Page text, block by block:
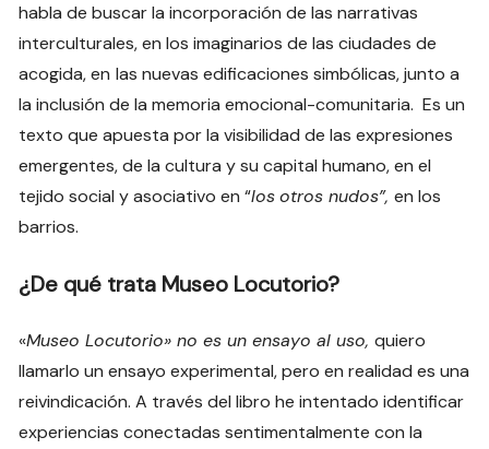
habla de buscar la incorporación de las narrativas
interculturales, en los imaginarios de las ciudades de
acogida, en las nuevas edificaciones simbólicas, junto a
la inclusión de la memoria emocional-comunitaria. Es un
texto que apuesta por la visibilidad de las expresiones
emergentes, de la cultura y su capital humano, en el
tejido social y asociativo en “los otros nudos”,en los
barrios.
¿De qué trata Museo Locutorio?
«Museo Locutorio» no es un ensayo al uso,quiero
llamarlo un ensayo experimental, pero en realidad es una
reivindicación. A través del libro he intentado identificar
experiencias conectadas sentimentalmente con la